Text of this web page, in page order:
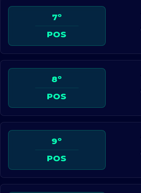
7º
POS
8º
POS
9º
POS